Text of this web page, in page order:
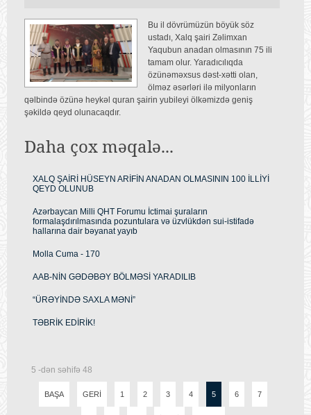
Bu il dövrümüzün böyük söz
ustadı, Xalq şairi Zəlimxan
Yaqubun anadan olmasının 75 ili
tamam olur. Yaradıcılıqda
özünəməxsus dəst-xətti olan,
ölməz əsərləri ilə milyonların
qəlbində özünə heykəl quran şairin yubileyi ölkəmizdə geniş
şəkildə qeyd olunacaqdır.
Daha çox məqalə...
XALQ ŞAİRİ HÜSEYN ARİFİN ANADAN OLMASININ 100 İLLİYİ
QEYD OLUNUB
Azərbaycan Milli QHT Forumu İctimai şuraların
formalaşdırılmasında pozuntulara və üzvlükdən sui-istifadə
hallarına dair bəyanat yayıb
Molla Cuma - 170
AAB-NİN GƏDƏBƏY BÖLMƏSİ YARADILIB
“ÜRƏYİNDƏ SAXLA MƏNİ”
TƏBRİK EDİRİK!
5 -dən səhifə 48
BAŞA GERI 1 2 3 4 5 6 7